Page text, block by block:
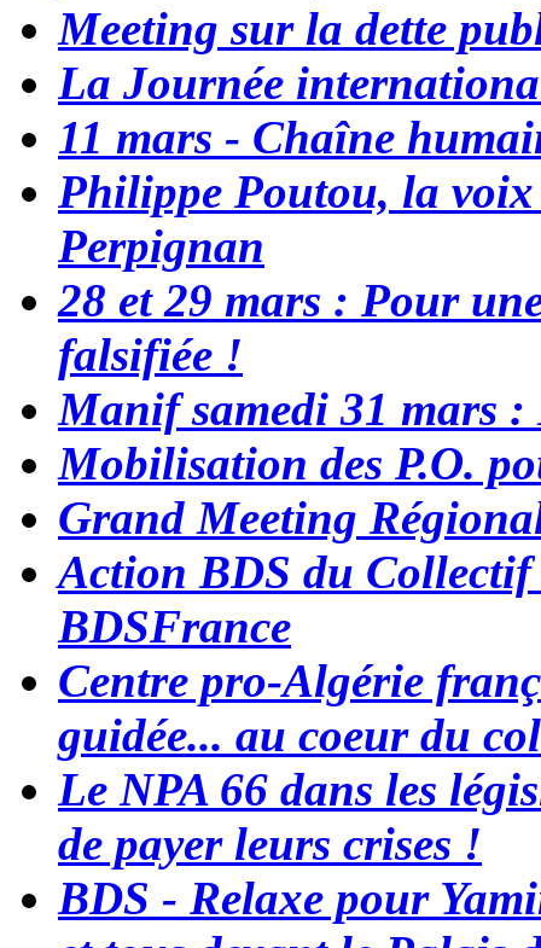
Meeting sur la dette
La Journée
11 mars - Chaîne
Philippe Poutou, la voix
Perpignan
28 et 29 mars : Pour
falsifiée !
Manif samedi 31 mars
Mobilisation des P.O.
Grand Meeting
Action BDS du Collectif
BDSFrance
Centre pro-Algérie
guidée... au coeur du
Le NPA 66 dans les
de payer leurs crises !
BDS - Relaxe pour